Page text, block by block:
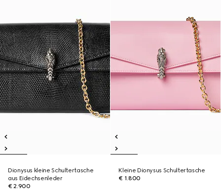
Dionysus kleine Schultertasche
aus Eidechsenleder
€ 2.900
Kleine Dionysus Schultertasche
€ 1.800